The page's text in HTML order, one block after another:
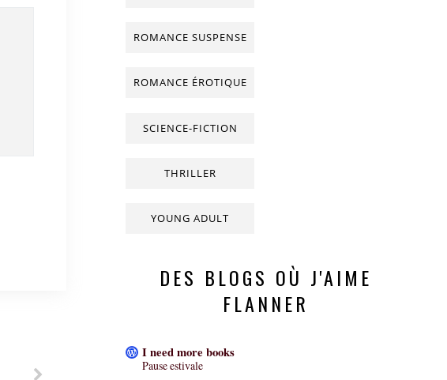
ROMANCE SUSPENSE
ROMANCE ÉROTIQUE
SCIENCE-FICTION
THRILLER
YOUNG ADULT
DES BLOGS OÙ J'AIME
FLANNER
I need more books
Pause estivale